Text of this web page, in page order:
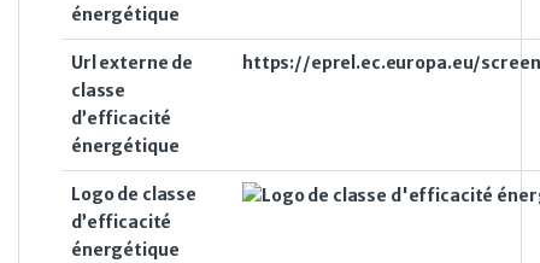
énergétique
Url externe de
classe
d’efficacité
énergétique
https://eprel.ec.europa.eu/
Logo de classe
d’efficacité
énergétique